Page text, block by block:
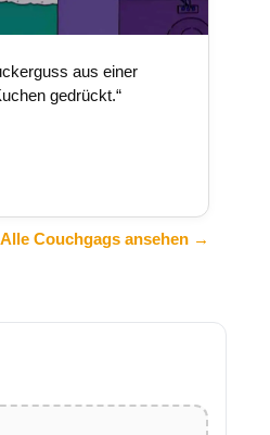
aus einer
gedrückt.“
Alle Couchgags ansehen →